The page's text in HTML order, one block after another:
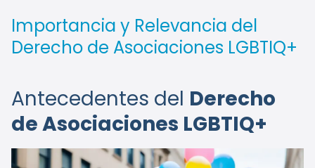
Importancia y Relevancia del
Derecho de Asociaciones LGBTIQ+
Antecedentes del Derecho
de Asociaciones LGBTIQ+